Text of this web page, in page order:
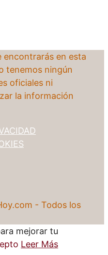
encontrarás en esta
tenemos ningún
oficiales ni
la información
- Todos los
mejorar tu
Leer Más